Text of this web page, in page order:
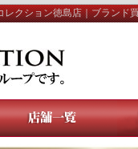
レクション徳島店｜ブランド